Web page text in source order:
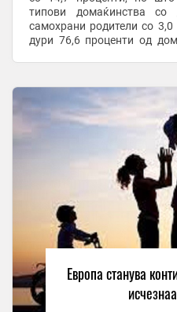
типови домаќинства
самохрани родители со
дури 76,6 проценти од
Европа станува